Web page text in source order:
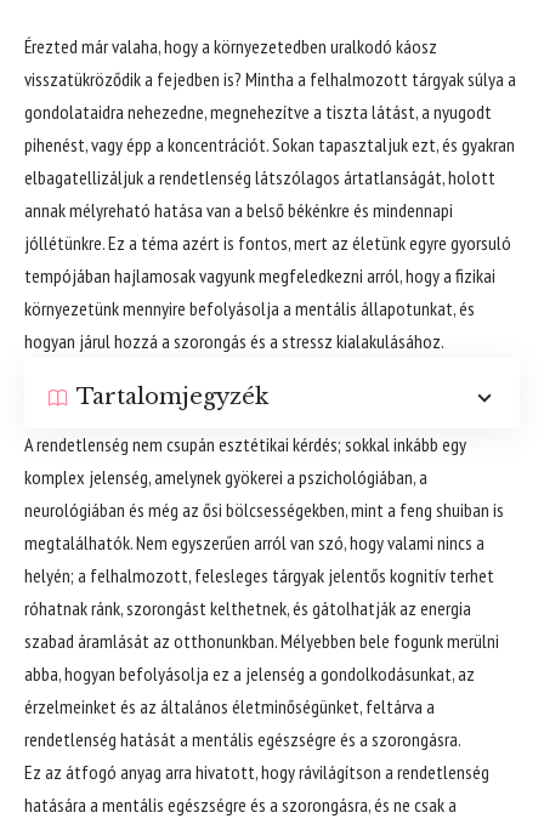
Érezted már valaha, hogy a környezetedben uralkodó káosz
visszatükröződik a fejedben is? Mintha a felhalmozott tárgyak súlya a
gondolataidra nehezedne, megnehezítve a tiszta látást, a nyugodt
pihenést, vagy épp a koncentrációt. Sokan tapasztaljuk ezt, és gyakran
elbagatellizáljuk a rendetlenség látszólagos ártatlanságát, holott
annak mélyreható hatása van a belső békénkre és mindennapi
jóllétünkre. Ez a téma azért is fontos, mert az életünk egyre gyorsuló
tempójában hajlamosak vagyunk megfeledkezni arról, hogy a fizikai
környezetünk mennyire befolyásolja a mentális állapotunkat, és
hogyan járul hozzá a szorongás és a stressz kialakulásához.
Tartalomjegyzék
A rendetlenség nem csupán esztétikai kérdés; sokkal inkább egy
komplex jelenség, amelynek gyökerei a pszichológiában, a
neurológiában és még az ősi bölcsességekben, mint a feng shuiban is
megtalálhatók. Nem egyszerűen arról van szó, hogy valami nincs a
helyén; a felhalmozott, felesleges tárgyak jelentős kognitív terhet
róhatnak ránk, szorongást kelthetnek, és gátolhatják az energia
szabad áramlását az otthonunkban. Mélyebben bele fogunk merülni
abba, hogyan befolyásolja ez a jelenség a gondolkodásunkat, az
érzelmeinket és az általános életminőségünket, feltárva a
rendetlenség hatását a mentális egészségre és a szorongásra.
Ez az átfogó anyag arra hivatott, hogy rávilágítson a rendetlenség
hatására a mentális egészségre és a szorongásra, és ne csak a